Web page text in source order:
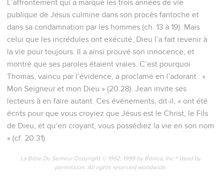
L’affrontement qui a marqué les trois années de vie
publique de Jésus culmine dans son procès fantoche et
dans sa condamnation par les hommes (ch. 13 à 19). Mais
celui que les incrédules ont exécuté, Dieu l’a fait revenir à
la vie pour toujours. Il a ainsi prouvé son innocence, et
montré que ses paroles étaient vraies. C’est pourquoi
Thomas, vaincu par l’évidence, a proclamé en l’adorant : «
Mon Seigneur et mon Dieu » (20.28). Jean invite ses
lecteurs à en faire autant. Ces événements, dit-il, « ont été
écrits pour que vous croyiez que Jésus est le Christ, le Fils
de Dieu, et qu’en croyant, vous possédiez la vie en son nom
» (cf. 20.31).
La Bible Du Semeur Copyright © 1992, 1999 by Biblica, Inc.® Used by
permission. All rights reserved worldwide.